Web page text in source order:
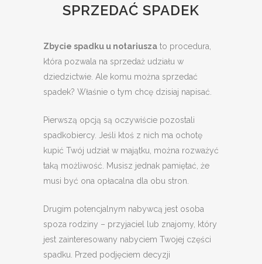
SPRZEDAĆ SPADEK
Zbycie spadku u notariusza to procedura,
która pozwala na sprzedaż udziału w
dziedzictwie. Ale komu można sprzedać
spadek? Właśnie o tym chcę dzisiaj napisać.
Pierwszą opcją są oczywiście pozostali
spadkobiercy. Jeśli ktoś z nich ma ochotę
kupić Twój udział w majątku, można rozważyć
taką możliwość. Musisz jednak pamiętać, że
musi być ona opłacalna dla obu stron.
Drugim potencjalnym nabywcą jest osoba
spoza rodziny – przyjaciel lub znajomy, który
jest zainteresowany nabyciem Twojej części
spadku. Przed podjęciem decyzji